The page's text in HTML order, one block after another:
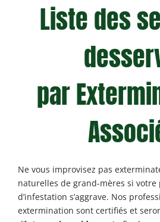
Liste des
par
Ne vous improvisez pas
naturelles de grand-mères si votre
d’infestation s’aggrave. Nos
extermination sont certifiés et